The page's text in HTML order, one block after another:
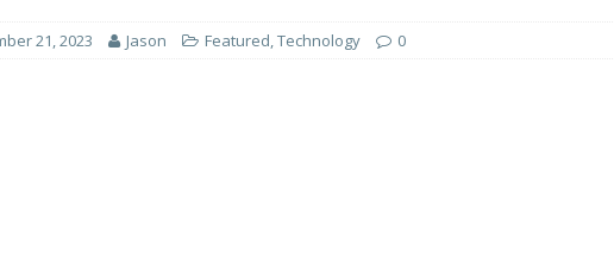
21, 2023 Jason Featured,Technology 0